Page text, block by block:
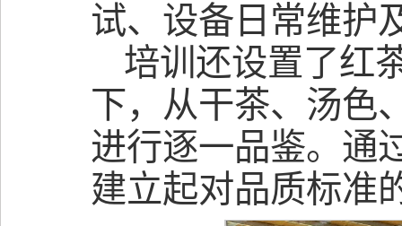
试、设备日常维护
培训还设置了红
下，从干茶、汤色
进行逐一品鉴。通
建立起对品质标准